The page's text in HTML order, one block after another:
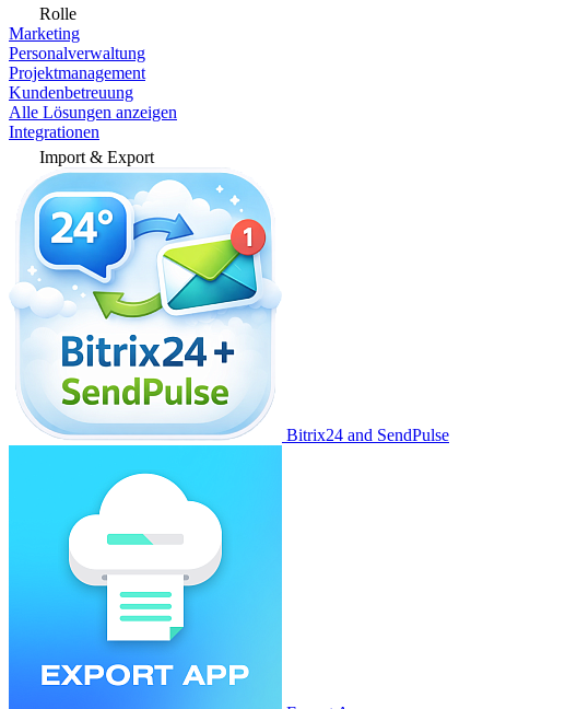
Rolle
Marketing
Personalverwaltung
Projektmanagement
Kundenbetreuung
Alle Lösungen anzeigen
Integrationen
Import & Export
Bitrix24 and SendPulse